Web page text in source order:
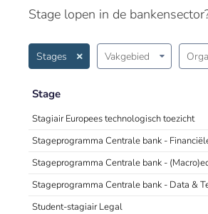
Stage lopen in de
Stages Vakgebied
Stage
Stagiair Europees technologisch toezicht
Stageprogramma Centrale bank -
Stageprogramma Centrale bank -
Stageprogramma Centrale bank - Data &
Student-stagiair Legal